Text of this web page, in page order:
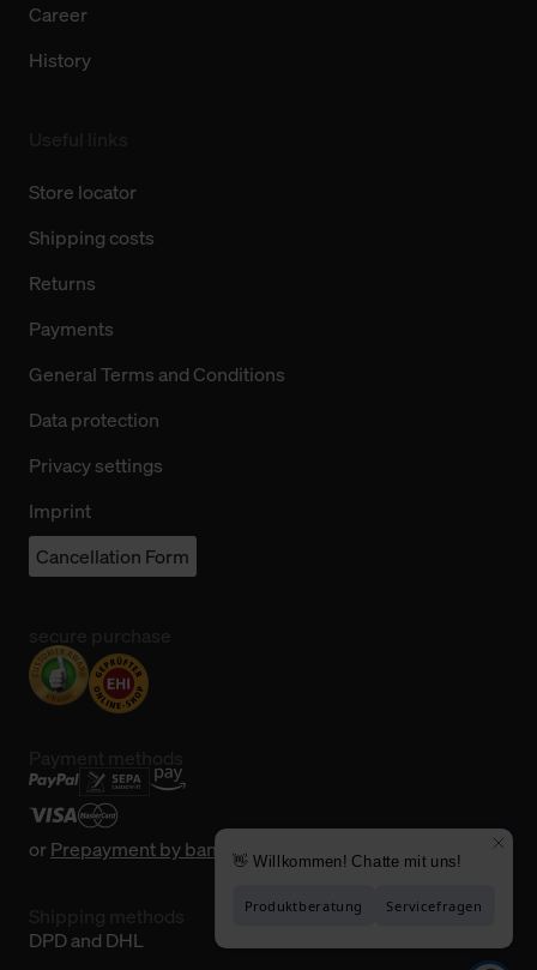
Career
History
Store locator
Shipping costs
Returns
Payments
General Terms and Conditions
Data protection
Privacy settings
Imprint
Cancellation Form
orPrepayment by bank transfer
DPD and DHL